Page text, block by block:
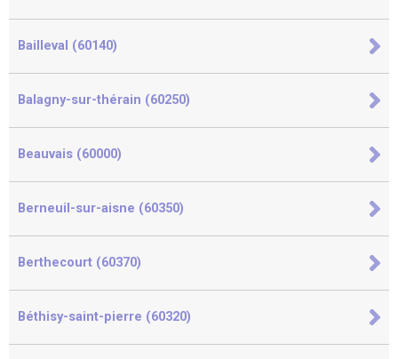
Bailleval (60140)
Balagny-sur-thérain (60250)
Beauvais (60000)
Berneuil-sur-aisne (60350)
Berthecourt (60370)
Béthisy-saint-pierre (60320)